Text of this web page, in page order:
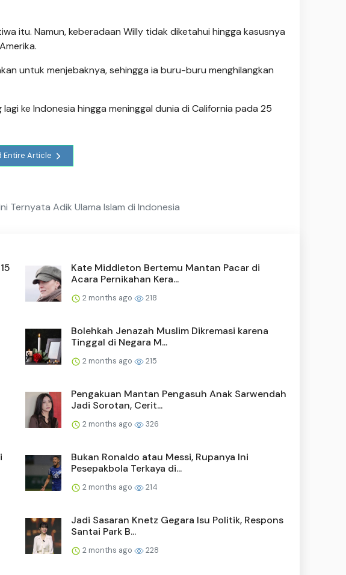
itu. Namun, keberadaan Willy tidak diketahui hingga kasusnya
untuk menjebaknya, sehingga ia buru-buru menghilangkan
ke Indonesia hingga meninggal dunia di California pada 25
Entire Article
Ternyata Adik Ulama Islam di Indonesia
Kate Middleton Bertemu Mantan Pacar di
Acara Pernikahan Kera...
2 months ago 218
Bolehkah Jenazah Muslim Dikremasi karena
Tinggal di Negara M...
2 months ago 215
Pengakuan Mantan Pengasuh Anak Sarwendah
Jadi Sorotan, Cerit...
2 months ago 326
Bukan Ronaldo atau Messi, Rupanya Ini
Pesepakbola Terkaya di...
2 months ago 214
Jadi Sasaran Knetz Gegara Isu Politik, Respons
Santai Park B...
2 months ago 228